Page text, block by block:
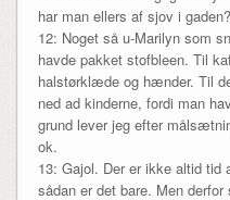
har man ellers af sjov i
12: Noget så u-Marilyn som
havde pakket stofbleen. Til
halstørklæde og hænder. Til
ned ad kinderne, fordi man
grund lever jeg efter
ok.
13: Gajol. Der er ikke altid
sådan er det bare. Men